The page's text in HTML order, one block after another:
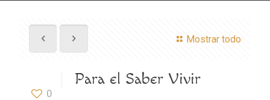
Mostrar todo
0
Para el Saber Vivir